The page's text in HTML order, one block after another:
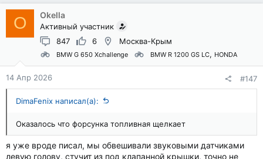
O Okella
Активный участник
847
6 Москва-Крым
BMW G 650 Xchallenge BMW R 1200 GS LC HONDA
14 Апр 2026 #147
DimaFenix написал(а):
Оказалось что форсунка топливная щелкает
я уже вроде писал, мы обвешивали звуковыми датчиками
левую голову, стучит из под клапанной крышки, точно не